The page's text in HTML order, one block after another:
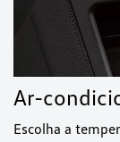
Ar-
Escolha a